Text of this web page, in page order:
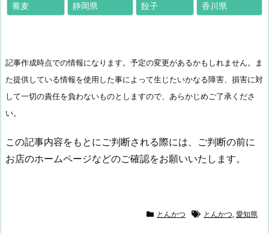
蕎麦 静岡県 餃子 香川県
記事作成時点での情報になります。予定の変更があるかもしれません。ま
た提供している情報を使用した事によって生じたいかなる障害、損害に対
して一切の責任を負わないものとしますので、あらかじめご了承くださ
い。
この記事内容をもとにご判断される際には、ご判断の前に
お店のホームページなどのご確認をお願いいたします。
とんかつ とんかつ, 愛知県